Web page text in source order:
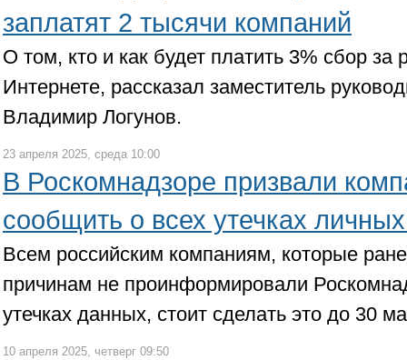
заплатят 2 тысячи компаний
О том, кто и как будет платить 3% сбор
Интернете, рассказал заместитель
Владимир Логунов.
23 апреля 2025, среда 10:00
В Роскомнадзоре призвали
сообщить о всех утечках
Всем российским компаниям, которые
причинам не проинформировали
утечках данных, стоит сделать это до 30
10 апреля 2025, четверг 09:50